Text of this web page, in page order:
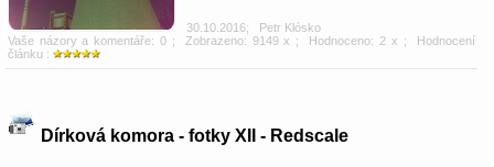
30.10.2016; Petr Klósko
Vaše názory a komentáře: 0; Zobrazeno: 9149 x ; Hodnoceno: 2 x ; Hodnocení
článku :
Dírková komora - fotky XII - Redscale